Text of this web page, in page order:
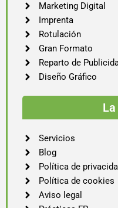
Marketing Digital
Imprenta
Rotulación
Gran Formato
Reparto de
Diseño Gráfico
Servicios
Blog
Política de
Política de cookies
Aviso legal